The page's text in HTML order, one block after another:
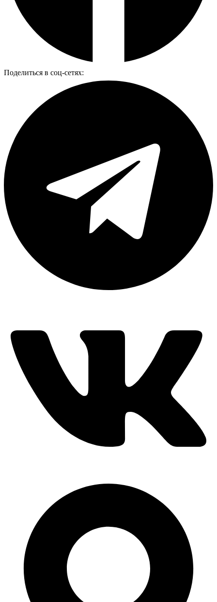
Поделиться в соц-сетях: